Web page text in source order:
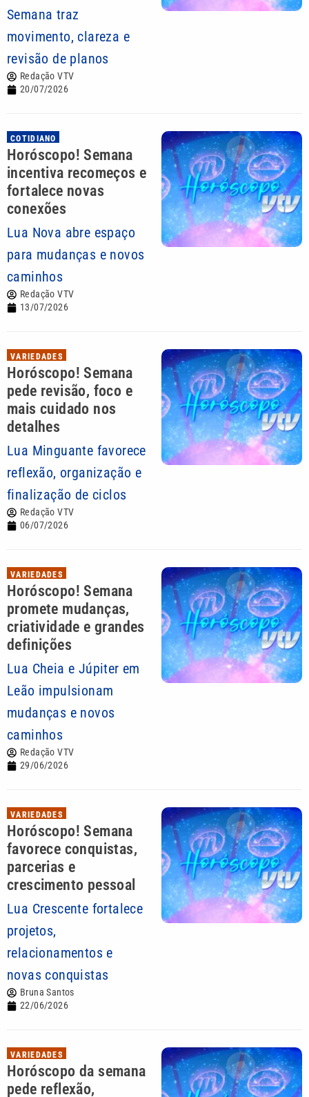
Semana traz
movimento, clareza e
revisão de planos
Redação VTV
20/07/2026
COTIDIANO
Horóscopo! Semana
incentiva recomeços e
fortalece novas
conexões
Lua Nova abre espaço
para mudanças e novos
caminhos
Redação VTV
13/07/2026
VARIEDADES
Horóscopo! Semana
pede revisão, foco e
mais cuidado nos
detalhes
Lua Minguante favorece
reflexão, organização e
finalização de ciclos
Redação VTV
06/07/2026
VARIEDADES
Horóscopo! Semana
promete mudanças,
criatividade e grandes
definições
Lua Cheia e Júpiter em
Leão impulsionam
mudanças e novos
caminhos
Redação VTV
29/06/2026
VARIEDADES
Horóscopo! Semana
favorece conquistas,
parcerias e
crescimento pessoal
Lua Crescente fortalece
projetos,
relacionamentos e
novas conquistas
Bruna Santos
22/06/2026
VARIEDADES
Horóscopo da semana
pede reflexão,